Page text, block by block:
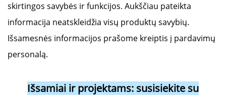
skirtingos savybės ir funkcijos. Aukščiau pateikta
informacija neatskleidžia visų produktų savybių.
Išsamesnės informacijos prašome kreiptis į pardavimų
personalą.
Išsamiai ir projektams: susisiekite su